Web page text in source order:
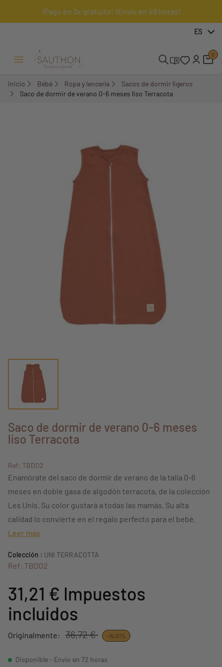
¡Pago en 3x gratuito! ¡Envío en 48 horas!
ES
Menú Abrir/Cerrar
0
Inicio Bébé Ropa y lencería
Sacos de dormir ligeros
Saco de dormir de verano 0-6 meses liso Terracota
Saco de dormir de verano 0-6 meses
liso Terracota
Ref: TBDO2
Enamórate del saco de dormir de verano de la talla 0-6
meses en doble gasa de algodón terracota, de la colección
Les Unis. Su color gustará a todas las mamás. Su alta
calidad lo convierte en el regalo perfecto para el bebé.
Leer más
Colección : UNI TERRACOTTA
Ref: TBDO2
31,21 € Impuestos
incluidos
Originalmente: 36,72 € -15,01%
Disponible - Envío en 72 horas